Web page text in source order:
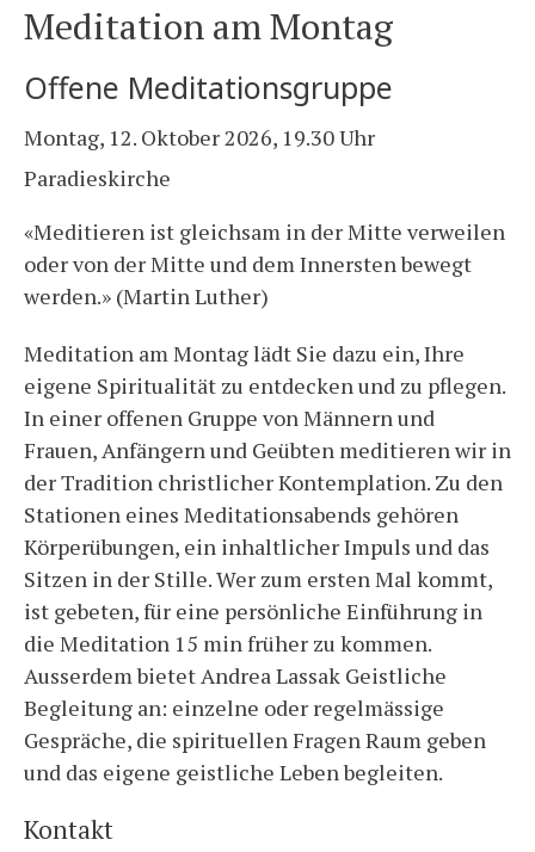
Meditation am Montag
Offene Meditationsgruppe
Montag, 12. Oktober 2026, 19.30 Uhr
Paradieskirche
«Meditieren ist gleichsam in der Mitte verweilen
oder von der Mitte und dem Innersten bewegt
werden.» (Martin Luther)
Meditation am Montag lädt Sie dazu ein, Ihre
eigene Spiritualität zu entdecken und zu pflegen.
In einer offenen Gruppe von Männern und
Frauen, Anfängern und Geübten meditieren wir in
der Tradition christlicher Kontemplation. Zu den
Stationen eines Meditationsabends gehören
Körperübungen, ein inhaltlicher Impuls und das
Sitzen in der Stille. Wer zum ersten Mal kommt,
ist gebeten, für eine persönliche Einführung in
die Meditation 15 min früher zu kommen.
Ausserdem bietet Andrea Lassak Geistliche
Begleitung an: einzelne oder regelmässige
Gespräche, die spirituellen Fragen Raum geben
und das eigene geistliche Leben begleiten.
Kontakt